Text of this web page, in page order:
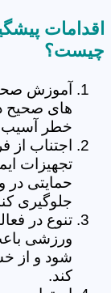
اقدامات
چیست؟
آموزش
های صحیح
خطر آسیب
اجتناب از
تجهیزات
حمایتی در
جلوگیری
تنوع در
ورزشی
شود و از
کند.